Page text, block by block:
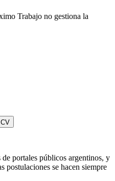
Trabajo no gestiona la
portales públicos argentinos, y
postulaciones se hacen siempre